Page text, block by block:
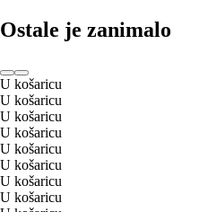
Ostale je zanimalo
U košaricu
U košaricu
U košaricu
U košaricu
U košaricu
U košaricu
U košaricu
U košaricu